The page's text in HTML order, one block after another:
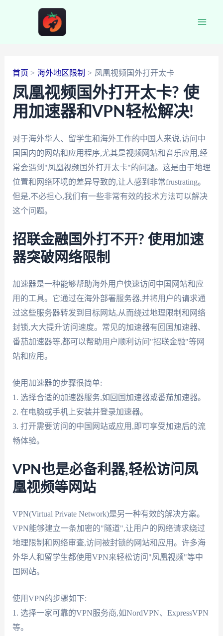
首页 海外地区限制 凤凰视频国外打开太卡
凤凰视频国外打开太卡? 使
用加速器和VPN轻松解决!
对于海外华人、留学生和海外工作的中国人来说,访问中
国国内的网站和应用程序,尤其是视频网站和音乐应用,经
常会遇到"凤凰视频国外打开太卡"的问题。这是由于地理
位置和网络环境的差异导致的,让人感到非常frustrating。
但是,不必担心,我们有一些非常有效的技术方法可以解决
这个问题。
招联金融国外打不开? 使用加速
器突破网络限制
加速器是一种能够帮助海外用户快速访问中国网站和应
用的工具。它通过在海外部署服务器,并将用户的请求通
过这些服务器转发到目标网站,从而绕过地理限制和网络
封锁,大大提升访问速度。常见的加速器有回国加速器、
番茄加速器等,都可以帮助用户顺利访问"招联金融"等网
站和应用。
使用加速器的步骤很简单:
1. 选择合适的加速器服务,如回国加速器或番茄加速器。
2. 在电脑或手机上安装并登录加速器。
3. 打开需要访问的中国网站或应用,即可享受加速后的流
畅体验。
VPN也是必备利器,轻松访问凤
凰视频等网站
VPN(Virtual Private Network)是另一种有效的解决方案。
VPN能够建立一条加密的"隧道",让用户的网络请求绕过
地理限制和网络审查,访问被封锁的网站和应用。许多海
外华人和留学生都使用VPN来轻松访问"凤凰视频"等中
国网站。
使用VPN的步骤如下:
1. 选择一家可靠的VPN服务商,如NordVPN、ExpressVPN
等。